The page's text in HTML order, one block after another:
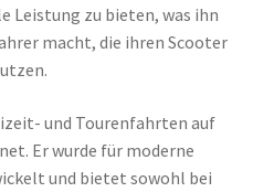
Leistung zu bieten, was ihn
macht, die ihren Scooter
und Tourenfahrten auf
Er wurde für moderne
und bietet sowohl bei